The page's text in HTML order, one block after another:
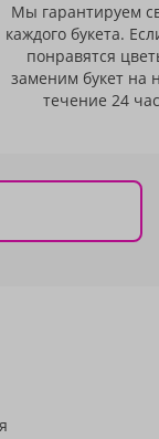
Мы гарантируем
каждого букета.
понравятся
заменим букет на
течение 24